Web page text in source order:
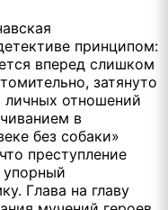
принципом:
вперед слишком
затянуто
отношений
в
без собаки»
преступление
Глава на главу